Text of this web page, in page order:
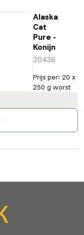
Alaska
Cat
Pure -
Konijn
20436
Prijs per: 20 x
250 g worst